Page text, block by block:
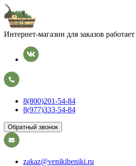
Интернет-магазин для заказов работает
8(800)201-54-84
8(977)333-54-84
Обратный звонок
zakaz@venikibeniki.ru